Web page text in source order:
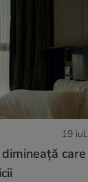
19 iul.
care